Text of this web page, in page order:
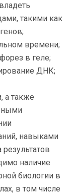
такими как
времени;
в геле;
ДНК;
а также
навыками
результатов
наличие
биологии в
в том числе